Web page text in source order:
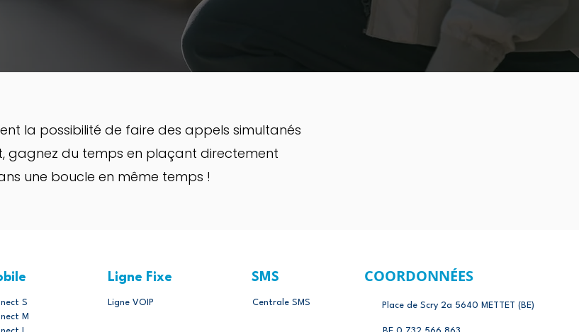
la possibilité de faire des appels simultanés
gagnez du temps en plaçant directement
une boucle en même temps !
COORDONNÉES
Ligne Fixe SMS
S
M
Ligne VOIP Centrale SMS Place de Scry 2a 5640 METTET (BE)